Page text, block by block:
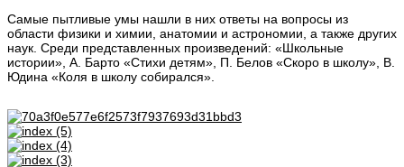
Самые пытливые умы нашли в них ответы на вопросы из
области физики и химии, анатомии и астрономии, а также других
наук. Среди представленных произведений: «Школьные
истории», А. Барто «Стихи детям», П. Белов «Скоро в школу», В.
Юдина «Коля в школу собирался».